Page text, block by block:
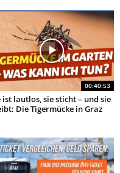
00:40:53
ist lautlos, sie sticht – und sie
Die Tigermücke in Graz